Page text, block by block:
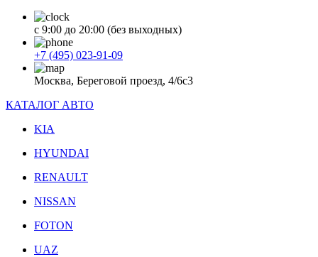
с 9:00 до 20:00 (без выходных)
+7 (495) 023-91-09
Москва, Береговой проезд, 4/6с3
КАТАЛОГ АВТО
KIA
HYUNDAI
RENAULT
NISSAN
FOTON
UAZ